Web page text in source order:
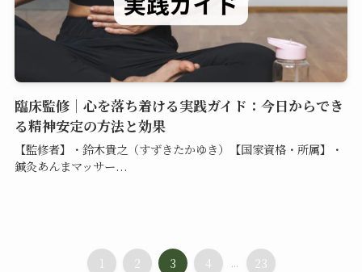
臨床監修｜心を落ち着ける実践ガイド：今日からでき
る精神安定の方法と効果
【監修者】・鈴木貴之（すずきたかゆき）【国家資格・所属】・
鍼灸あんまマッサー...
1 2 3 4 ... 23